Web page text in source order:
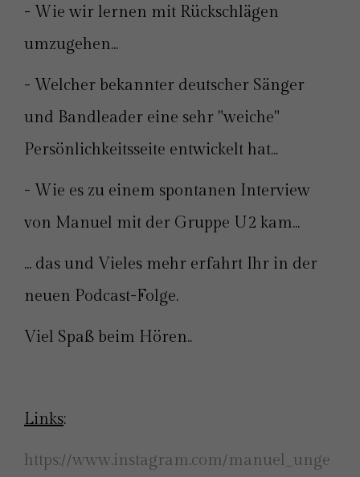
- Wie wir lernen mit Rückschlägen
umzugehen...
- Welcher bekannter deutscher Sänger
und Bandleader eine sehr "weiche"
Persönlichkeitsseite entwickelt hat...
- Wie es zu einem spontanen Interview
von Manuel mit der Gruppe U2 kam...
... das und Vieles mehr erfahrt Ihr in der
neuen Podcast-Folge.
Viel Spaß beim Hören..
Links:
⁠https://www.instagram.com/manuel_unge